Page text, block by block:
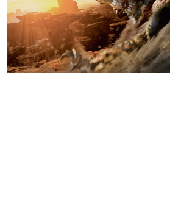
カテゴリ
特集記事
マンガ